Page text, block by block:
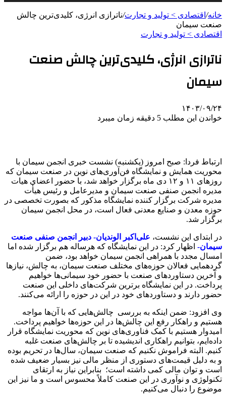
خانه/ اقتصادی > تولید و تجارت/ناترازی‌ انرژی، کلیدی‌ترین چالش
صنعت سیمان
اقتصادی > تولید و تجارت
ناترازی‌ انرژی، کلیدی‌ترین چالش صنعت
سیمان
۱۴۰۳/۰۹/۲۴
خواندن این مطلب 5 دقیقه زمان میبرد
ارتباط فردا: صبح امروز (یکشنبه) نشست خبری انجمن سیمان با
محوریت همایش و نمایشگاه فن‌آوری‌های نوین در صنعت سیمان که
روزهای ١١ و ١٢ دی ماه برگزار خواهد شد، با حضور اعضای هیات
مدیره انجمن صنفی صنعت سیمان و مدیرعامل و رئیس هیأت
مدیره شرکت‌ برگزار کننده نمایشگاه مذکور که بصورت تخصصی در
حوزه‌ معدن و صنایع معدنی فعال است، در محل انجمن سیمان
برگزار شد.
در ابتدای این نشست، علی‌اکبر الوندیان- دبیر انجمن صنفی صنعت
سیمان- اظهار کرد: در این نمایشگاه که هرساله هم برگزار شده اما
امسال مجدد با همراهی انجمن سیمان خواهد بود، ضمن
گردهمایی فعالان حوزه‌های مختلف صنعت سیمان، به چالش، نیازها
و آخرین دستاوردهای صنعت با حضور خود سیمانی‌ها خواهیم
پرداخت. در این نمایشگاه برترین‌ شرکت‌های داخلی این صنعت
حضور دارند و دستاوردهای خود در این در حوزه را ارائه می‌کنند.
وی افزود: ضمن اینکه به بررسی چالش‌هایی که با آن‌ها مواجه
هستیم و راهکار رفع این چالش‌ها در این حوزه‌ها خواهیم پرداخت.
امیدوار هستیم با کمک فناوری‌های نوین که محوریت نمایشگاه قرار
داده‌ایم، بتوانیم راهکاری اندیشیده تا بر چالش‌های صنعت غلبه
کنیم. البته فراموش نکنیم که صنعت سیمان، سال‌ها در تحریم بوده
و به دلیل قیمت‌های دستوری از منظر مالی نیز بسیار ضعیف شده
است و توان مالی کمی داشته است؛ بنابراین نیاز به ارتقای
تکنولوژی و نوآوری در این صنعت کاملاً محسوس است و ما نیز این
موضوع را دنبال می‌کنیم.